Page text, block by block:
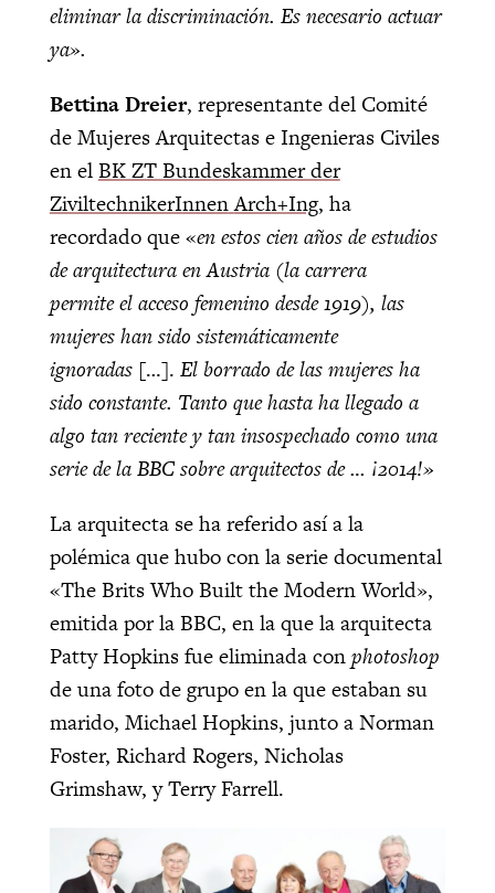
eliminar la discriminación. Es necesario actuar
ya».
Bettina Dreier, representante del Comité
de Mujeres Arquitectas e Ingenieras Civiles
en elBK ZT Bundeskammer der
ZiviltechnikerInnenArch+Ing, ha
recordado que «en estos cien años de estudios
de arquitectura en Austria (la carrera
permite el acceso femenino desde 1919), las
mujeres han sido sistemáticamente
ignoradas […]. El borrado de las mujeres ha
sido constante. Tanto que hasta ha llegado a
algo tan reciente y tan insospechado como una
serie de la BBC sobre arquitectos de … ¡2014!»
La arquitecta se ha referido así a la
polémica que hubo con la serie documental
«The Brits Who Built the Modern World»,
emitida por la BBC, en la que la arquitecta
Patty Hopkins fue eliminada conphotoshop
de una foto de grupo en la que estaban su
marido, Michael Hopkins, junto a Norman
Foster, Richard Rogers, Nicholas
Grimshaw, y Terry Farrell.